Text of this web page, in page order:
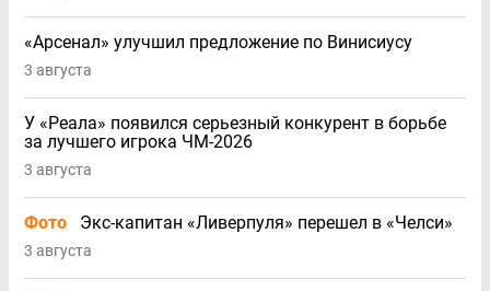
«Арсенал» улучшил предложение по Винисиусу
3 августа
У «Реала» появился серьезный конкурент в борьбе
за лучшего игрока ЧМ-2026
3 августа
Фото Экс-капитан «Ливерпуля» перешел в «Челси»
3 августа